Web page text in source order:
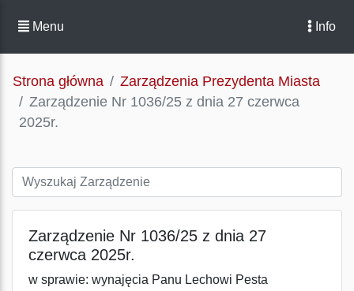
Menu Info
Strona główna
Zarządzenia Prezydenta Miasta
Zarządzenie Nr 1036/25 z dnia 27 czerwca
2025r.
Zarządzenie Nr 1036/25 z dnia 27
czerwca 2025r.
w sprawie: wynajęcia Panu Lechowi Pesta